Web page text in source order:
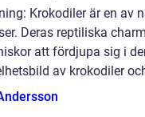
Krokodiler är en av
Deras reptiliska
att fördjupa sig i
av krokodiler